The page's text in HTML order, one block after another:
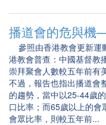
播道會的危與機
參照由香港教會更新運
港教會普查：中國基督教
崇拜聚會人數較五年前有
不過，報告也指出播道會
的趨勢，當中以25-44歲
口比率；而65歲以上的會
會眾比率，則較五年前...